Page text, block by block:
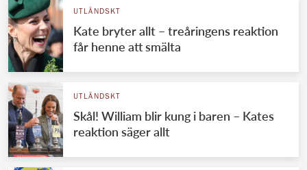
UTLÄNDSKT
VÄRLDENS KUNGAHUS
Svenska kungahuset
Brittiska kungahuset
REDAKTION
UTLÄNDSKT
Kate bryter allt – treåringens reaktion
får henne att smälta
UTLÄNDSKT
Skål! William blir kung i baren – Kates
reaktion säger allt